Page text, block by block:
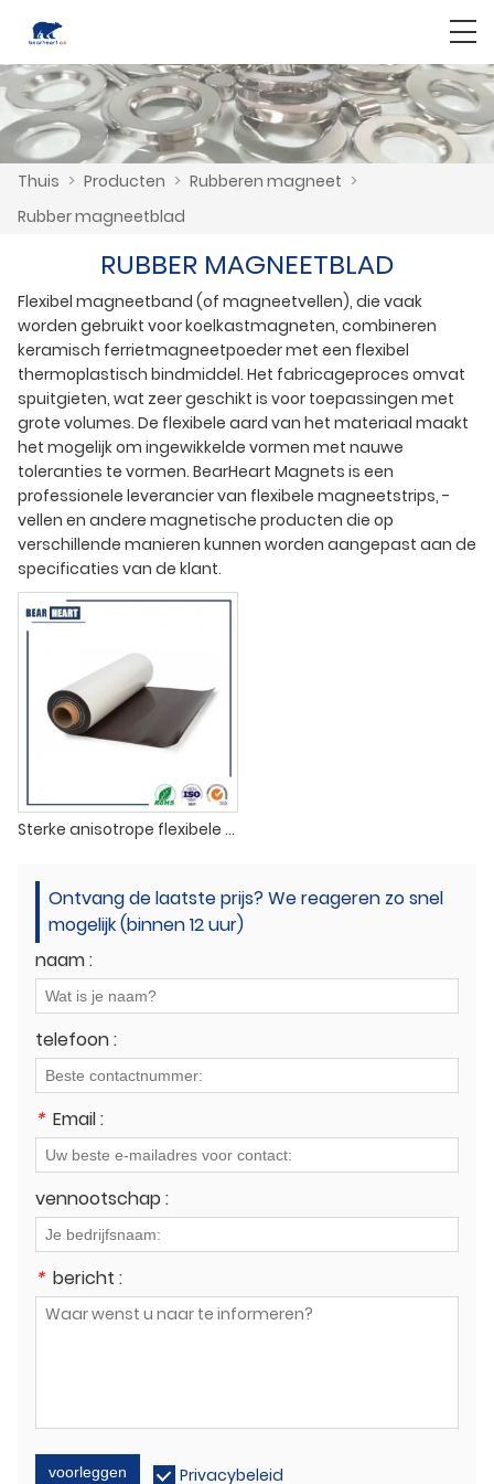
Thuis > Producten > Rubberen magneet >
Rubber magneetblad
RUBBER MAGNEETBLAD
Flexibel magneetband (of magneetvellen), die vaak
worden gebruikt voor koelkastmagneten, combineren
keramisch ferrietmagneetpoeder met een flexibel
thermoplastisch bindmiddel. Het fabricageproces omvat
spuitgieten, wat zeer geschikt is voor toepassingen met
grote volumes. De flexibele aard van het materiaal maakt
het mogelijk om ingewikkelde vormen met nauwe
toleranties te vormen. BearHeart Magnets is een
professionele leverancier van flexibele magneetstrips, -
vellen en andere magnetische producten die op
verschillende manieren kunnen worden aangepast aan de
specificaties van de klant.
Sterke anisotrope flexibele rubberen platen
Ontvang de laatste prijs? We reageren zo snel
mogelijk (binnen 12 uur)
naam :
telefoon :
* Email :
vennootschap :
* bericht :
voorleggen Privacybeleid